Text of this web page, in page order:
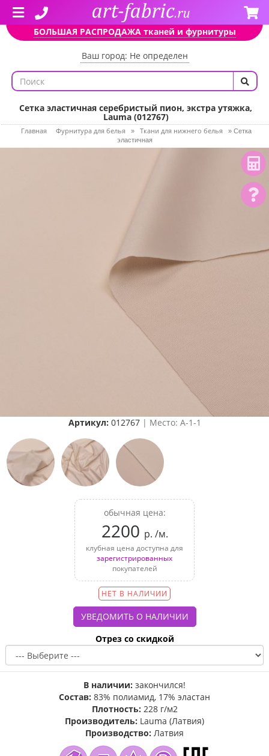
БОЛЬШАЯ РАСПРОДАЖА тканей и фурнитуры
Ваш город: Не определен
Сетка эластичная серебристый пион, экстра утяжка,
Lauma (012767)
Главная Фурнитура для белья » Ткани для нижнего белья » Сетка
эластичная
Артикул: 012767| Место: A-1-1
обычная цена:
2200 р. /м.
клубная цена доступна для
зарегистрированных
покупателей
НЕТ В НАЛИЧИИ
Отрез со скидкой
В наличии: закончился!
Состав: 83% полиамид, 17% эластан
Плотность: 228 г/м2
Производитель: Lauma (Латвия)
Производство: Латвия